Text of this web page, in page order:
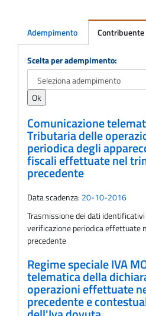
Adempimento Contribuente
Adempimento
Scelta per adempimento:
Comunicazione
Tributaria delle
periodica degli
fiscali effettuate nel
precedente
Data scadenza: 20-10-2016
Trasmissione dei dati identificativi
verificazione periodica effettuate
precedente
Regime speciale IVA
telematica della
operazioni effettuate
precedente e